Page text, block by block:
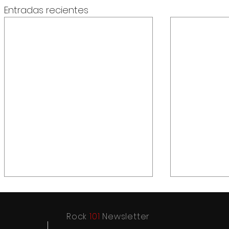
Entradas recientes
Rock 101 Newsletter